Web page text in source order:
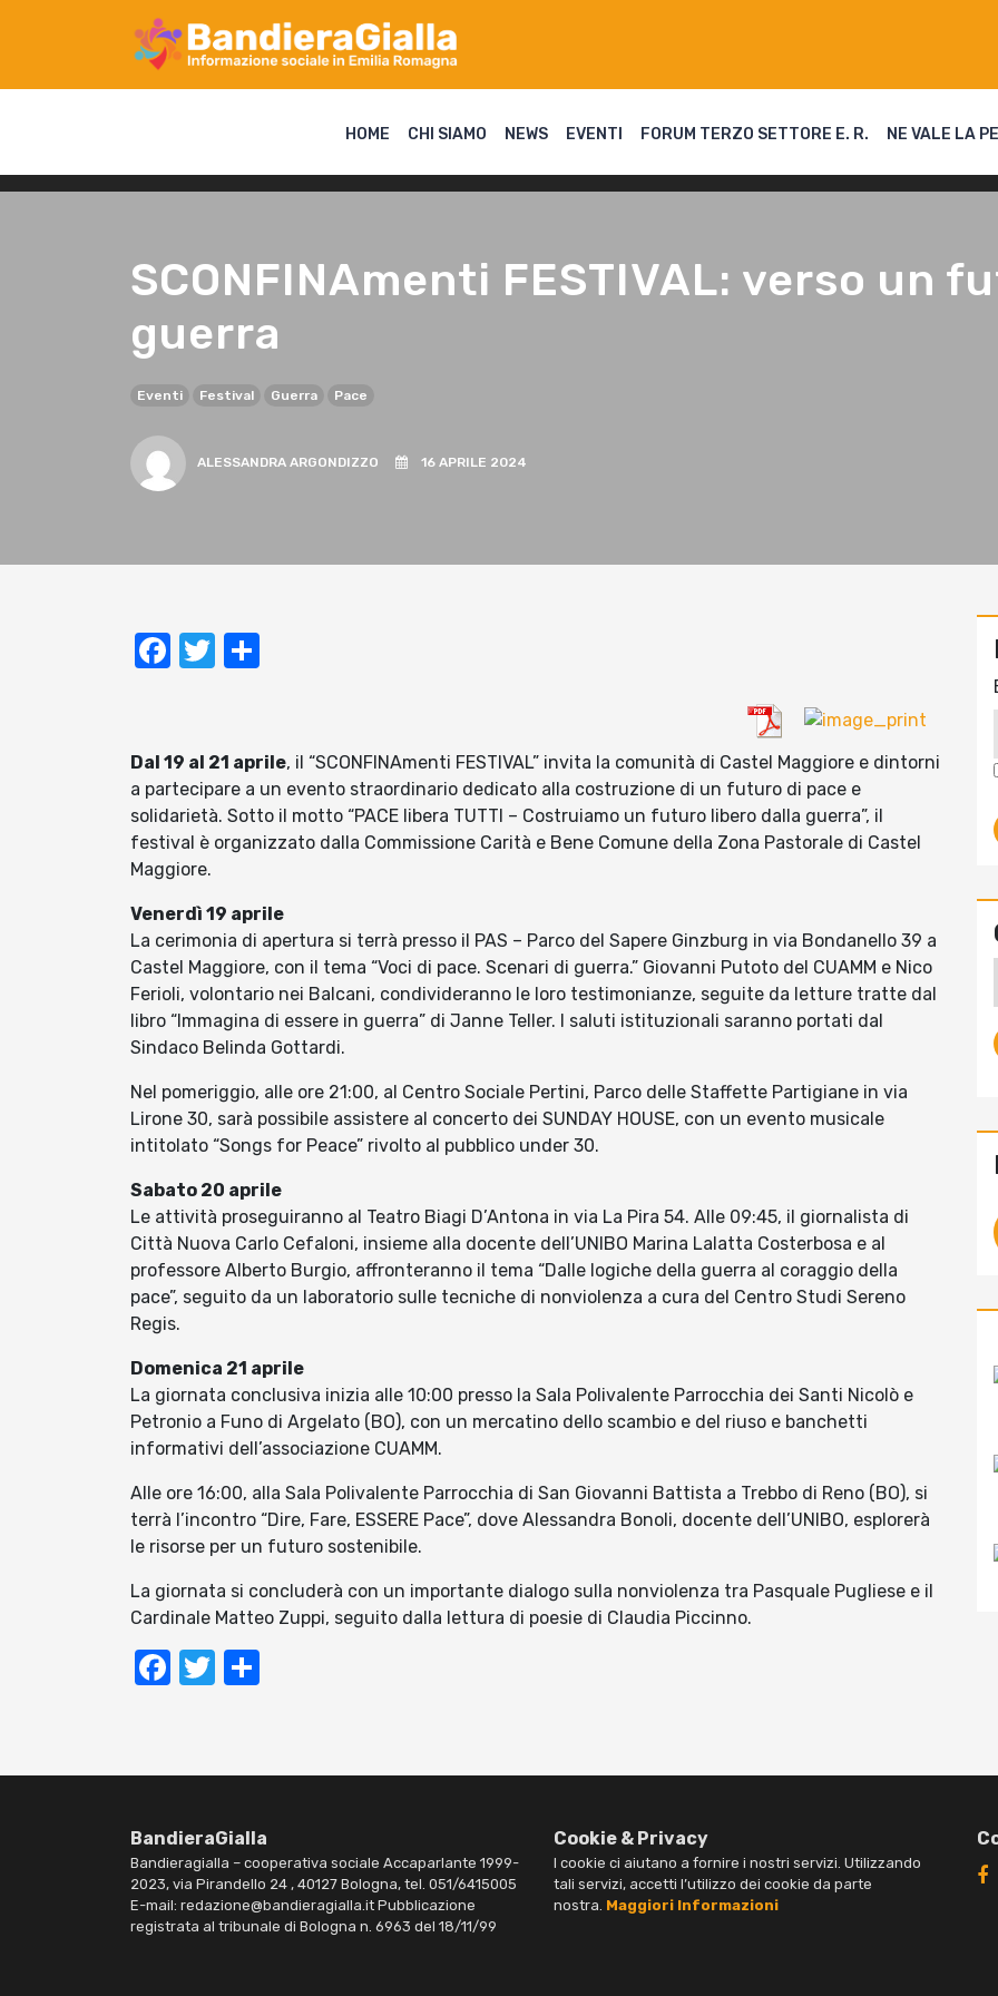
HOME CHI SIAMO NEWS EVENTI FORUM TERZO SETTORE E. R. NE VALE LA
SCONFINAmenti FESTIVAL: verso un
guerra
Eventi Festival Guerra Pace
ALESSANDRA ARGONDIZZO 16 APRILE 2024
Facebook
Twitter
Dal 19 al 21 aprile, il “SCONFINAmenti FESTIVAL” invita la comunità di Castel Maggiore e dintorni
a partecipare a un evento straordinario dedicato alla costruzione di un futuro di pace e
solidarietà. Sotto il motto “PACE libera TUTTI – Costruiamo un futuro libero dalla guerra”, il
festival è organizzato dalla Commissione Carità e Bene Comune della Zona Pastorale di Castel
Maggiore.
Venerdì 19 aprile
La cerimonia di apertura si terrà presso il PAS – Parco del Sapere Ginzburg in via Bondanello 39 a
Castel Maggiore, con il tema “Voci di pace. Scenari di guerra.” Giovanni Putoto del CUAMM e Nico
Ferioli, volontario nei Balcani, condivideranno le loro testimonianze, seguite da letture tratte dal
libro “Immagina di essere in guerra” di Janne Teller. I saluti istituzionali saranno portati dal
Sindaco Belinda Gottardi.
Nel pomeriggio, alle ore 21:00, al Centro Sociale Pertini, Parco delle Staffette Partigiane in via
Lirone 30, sarà possibile assistere al concerto dei SUNDAY HOUSE, con un evento musicale
intitolato “Songs for Peace” rivolto al pubblico under 30.
Sabato 20 aprile
Le attività proseguiranno al Teatro Biagi D’Antona in via La Pira 54. Alle 09:45, il giornalista di
Città Nuova Carlo Cefaloni, insieme alla docente dell’UNIBO Marina Lalatta Costerbosa e al
professore Alberto Burgio, affronteranno il tema “Dalle logiche della guerra al coraggio della
pace”, seguito da un laboratorio sulle tecniche di nonviolenza a cura del Centro Studi Sereno
Regis.
Domenica 21 aprile
La giornata conclusiva inizia alle 10:00 presso la Sala Polivalente Parrocchia dei Santi Nicolò e
Petronio a Funo di Argelato (BO), con un mercatino dello scambio e del riuso e banchetti
informativi dell’associazione CUAMM.
Alle ore 16:00, alla Sala Polivalente Parrocchia di San Giovanni Battista a Trebbo di Reno (BO), si
terrà l’incontro “Dire, Fare, ESSERE Pace”, dove Alessandra Bonoli, docente dell’UNIBO, esplorerà
le risorse per un futuro sostenibile.
La giornata si concluderà con un importante dialogo sulla nonviolenza tra Pasquale Pugliese e il
Cardinale Matteo Zuppi, seguito dalla lettura di poesie di Claudia Piccinno.
Facebook
Twitter
BandieraGialla
Bandieragialla – cooperativa sociale Accaparlante 1999-
2023, via Pirandello 24 , 40127 Bologna, tel. 051/6415005
E-mail: redazione@bandieragialla.it Pubblicazione
registrata al tribunale di Bologna n. 6963 del 18/11/99
Cookie & Privacy
I cookie ci aiutano a fornire i nostri servizi. Utilizzando
tali servizi, accetti l’utilizzo dei cookie da parte
nostra. Maggiori Informazioni